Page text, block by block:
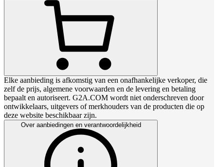
Elke aanbieding is afkomstig van een onafhankelijke verkoper, die
zelf de prijs, algemene voorwaarden en de levering en betaling
bepaalt en autoriseert. G2A.COM wordt niet onderschreven door
ontwikkelaars, uitgevers of merkhouders van de producten die op
deze website beschikbaar zijn.
Over aanbiedingen en verantwoordelijkheid